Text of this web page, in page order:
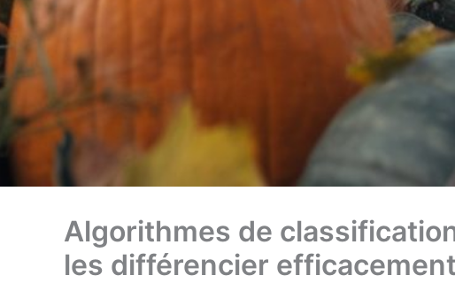
Algorithmes de
les différencier efficacement